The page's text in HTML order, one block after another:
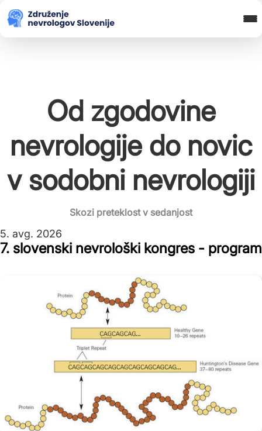
Blog in novice
Koledar Dogodkov
Od zgodovine
nevrologije do novic
v sodobni nevrologiji
Skozi preteklost v sedanjost
5. avg. 2026
7. slovenski nevrološki kongres - program